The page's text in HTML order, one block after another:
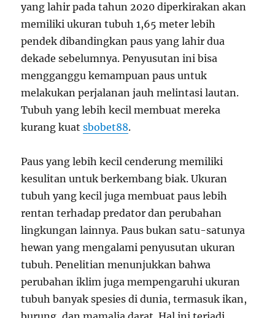
yang lahir pada tahun 2020 diperkirakan akan
memiliki ukuran tubuh 1,65 meter lebih
pendek dibandingkan paus yang lahir dua
dekade sebelumnya. Penyusutan ini bisa
mengganggu kemampuan paus untuk
melakukan perjalanan jauh melintasi lautan.
Tubuh yang lebih kecil membuat mereka
kurang kuatsbobet88.
Paus yang lebih kecil cenderung memiliki
kesulitan untuk berkembang biak. Ukuran
tubuh yang kecil juga membuat paus lebih
rentan terhadap predator dan perubahan
lingkungan lainnya. Paus bukan satu-satunya
hewan yang mengalami penyusutan ukuran
tubuh. Penelitian menunjukkan bahwa
perubahan iklim juga mempengaruhi ukuran
tubuh banyak spesies di dunia, termasuk ikan,